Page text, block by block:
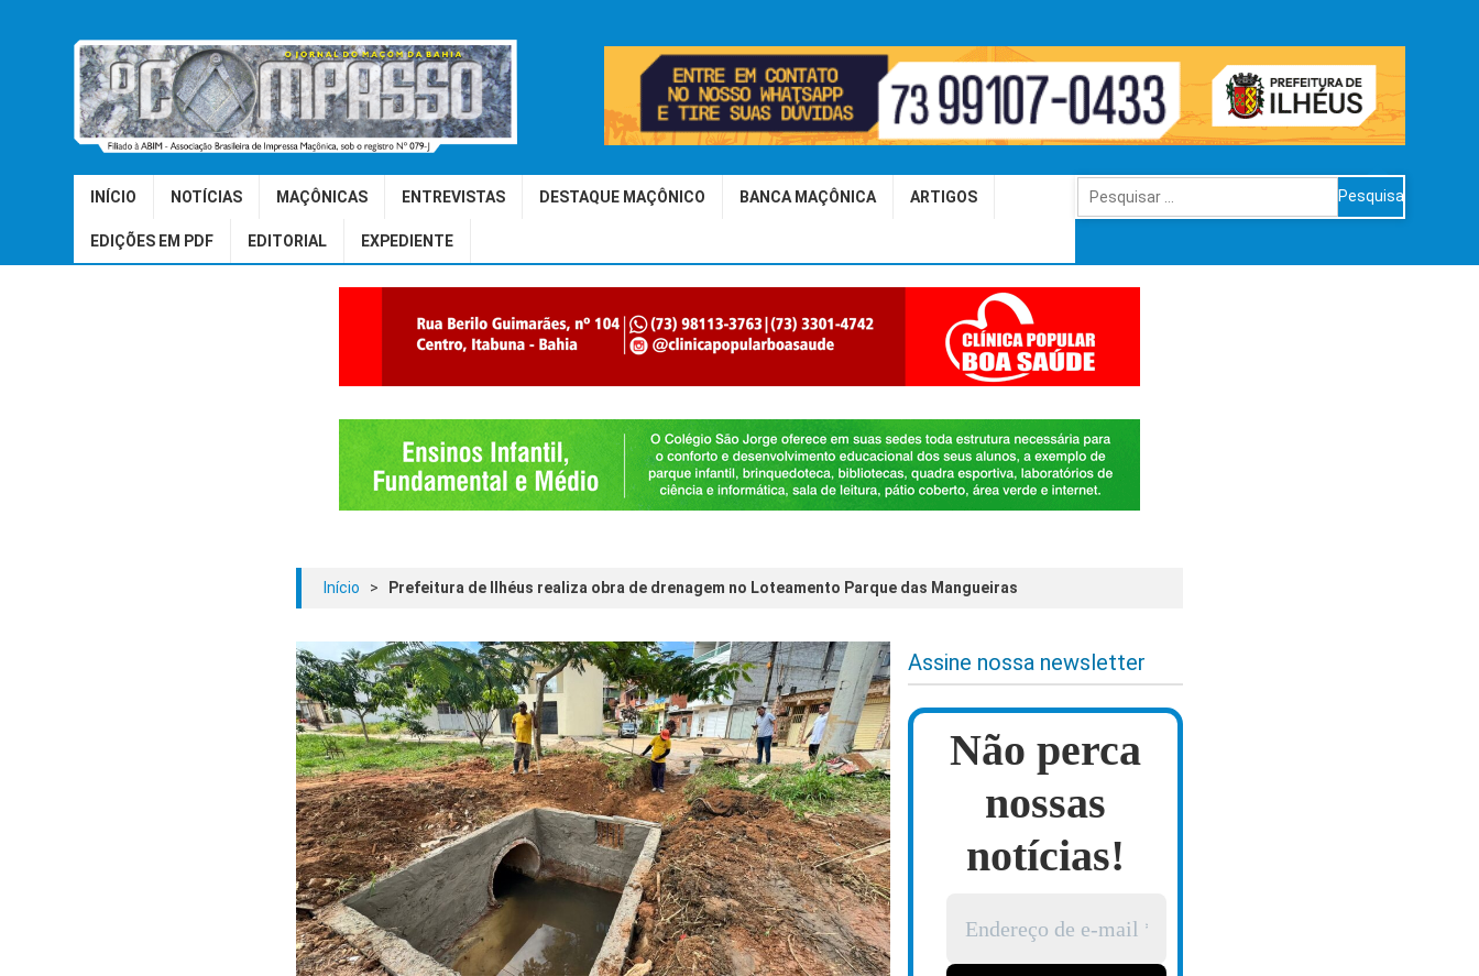
INÍCIO NOTÍCIAS MAÇÔNICAS ENTREVISTAS DESTAQUE MAÇÔNICO BANCA MAÇÔNICA ARTIGOS
EDIÇÕES EM PDF EDITORIAL EXPEDIENTE
Pesquisar
por:
Início > Prefeitura de Ilhéus realiza obra de drenagem no Loteamento Parque das Mangueiras
Assine nossa newsletter
Não perca
nossas
notícias!